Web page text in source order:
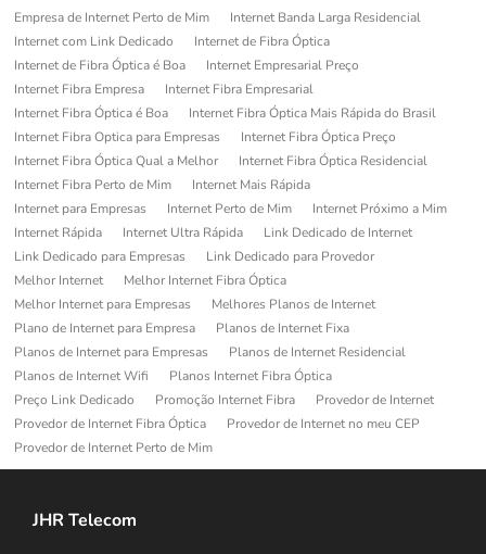
Empresa de Internet Perto de Mim
Internet Banda Larga Residencial
Internet com Link Dedicado
Internet de Fibra Óptica
Internet de Fibra Óptica é Boa
Internet Empresarial Preço
Internet Fibra Empresa
Internet Fibra Empresarial
Internet Fibra Óptica é Boa
Internet Fibra Óptica Mais Rápida do Brasil
Internet Fibra Optica para Empresas
Internet Fibra Óptica Preço
Internet Fibra Óptica Qual a Melhor
Internet Fibra Óptica Residencial
Internet Fibra Perto de Mim
Internet Mais Rápida
Internet para Empresas
Internet Perto de Mim
Internet Próximo a Mim
Internet Rápida
Internet Ultra Rápida
Link Dedicado de Internet
Link Dedicado para Empresas
Link Dedicado para Provedor
Melhor Internet
Melhor Internet Fibra Óptica
Melhor Internet para Empresas
Melhores Planos de Internet
Plano de Internet para Empresa
Planos de Internet Fixa
Planos de Internet para Empresas
Planos de Internet Residencial
Planos de Internet Wifi
Planos Internet Fibra Óptica
Preço Link Dedicado
Promoção Internet Fibra
Provedor de Internet
Provedor de Internet Fibra Óptica
Provedor de Internet no meu CEP
Provedor de Internet Perto de Mim
JHR Telecom